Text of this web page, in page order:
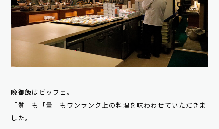
晩御飯はビッフェ。
「質」も「量」もワンランク上の料理を味わわせていただきま
した。